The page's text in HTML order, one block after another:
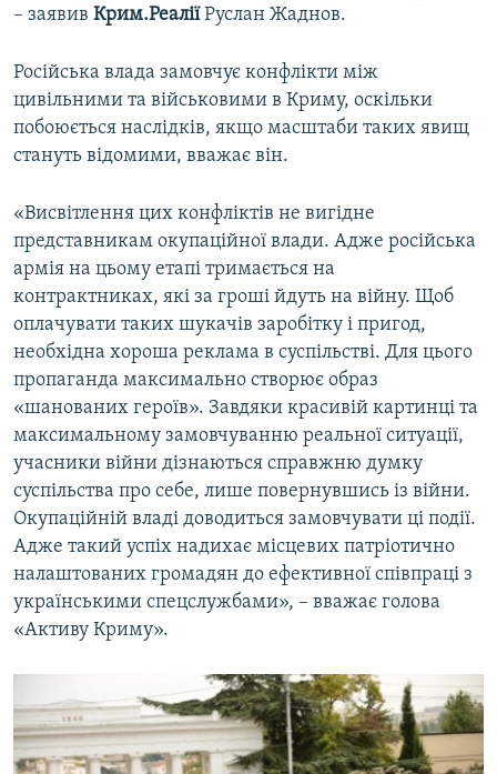
– заявив Крим.РеаліїРуслан Жаднов.
Російська влада замовчує конфлікти між
цивільними та військовими в Криму, оскільки
побоюється наслідків, якщо масштаби таких явищ
стануть відомими, вважає він.
«Висвітлення цих конфліктів не вигідне
представникам окупаційної влади. Адже російська
армія на цьому етапі тримається на
контрактниках, які за гроші йдуть на війну. Щоб
оплачувати таких шукачів заробітку і пригод,
необхідна хороша реклама в суспільстві. Для цього
пропаганда максимально створює образ
«шанованих героїв». Завдяки красивій картинці та
максимальному замовчуванню реальної ситуації,
учасники війни дізнаються справжню думку
суспільства про себе, лише повернувшись із війни.
Окупаційній владі доводиться замовчувати ці події.
Адже такий успіх надихає місцевих патріотично
налаштованих громадян до ефективної співпраці з
українськими спецслужбами», – вважає голова
«Активу Криму».